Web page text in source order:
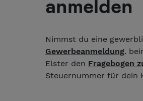
anmelden
Nimmst du eine
Gewerbeanmeldung.
Elster den Fragebogen
Steuernummer für dein